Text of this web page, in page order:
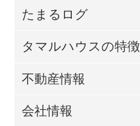
たまるログ
タマルハウスの特徴
不動産情報
会社情報